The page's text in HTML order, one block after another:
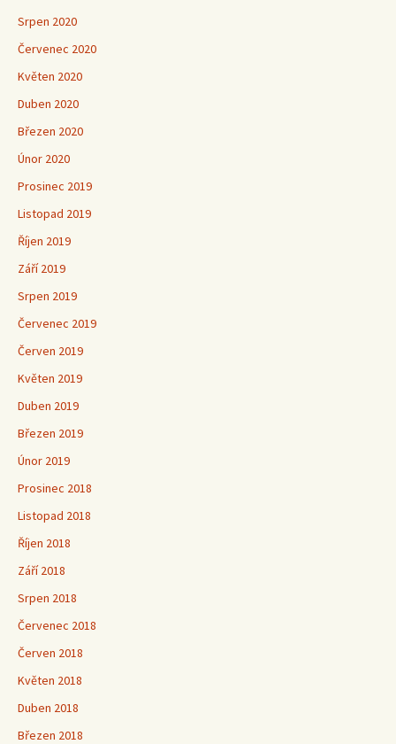
Srpen 2020
Červenec 2020
Květen 2020
Duben 2020
Březen 2020
Únor 2020
Prosinec 2019
Listopad 2019
Říjen 2019
Září 2019
Srpen 2019
Červenec 2019
Červen 2019
Květen 2019
Duben 2019
Březen 2019
Únor 2019
Prosinec 2018
Listopad 2018
Říjen 2018
Září 2018
Srpen 2018
Červenec 2018
Červen 2018
Květen 2018
Duben 2018
Březen 2018